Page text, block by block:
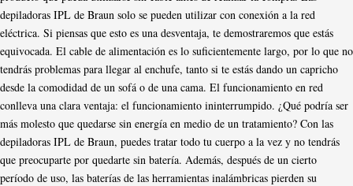
depiladoras IPL de Braun solo se pueden utilizar con conexión a la red
eléctrica. Si piensas que esto es una desventaja, te demostraremos que estás
equivocada. El cable de alimentación es lo suficientemente largo, por lo que no
tendrás problemas para llegar al enchufe, tanto si te estás dando un capricho
desde la comodidad de un sofá o de una cama. El funcionamiento en red
conlleva una clara ventaja: el funcionamiento ininterrumpido. ¿Qué podría ser
más molesto que quedarse sin energía en medio de un tratamiento? Con las
depiladoras IPL de Braun, puedes tratar todo tu cuerpo a la vez y no tendrás
que preocuparte por quedarte sin batería. Además, después de un cierto
período de uso, las baterías de las herramientas inalámbricas pierden su